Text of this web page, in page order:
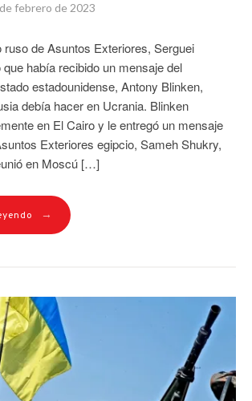
febrero de 2023
ruso de Asuntos Exteriores, Serguei
había recibido un mensaje del
estadounidense, Antony Blinken,
debía hacer en Ucrania. Blinken
en El Cairo y le entregó un mensaje
Exteriores egipcio, Sameh Shukry,
en Moscú […]
→